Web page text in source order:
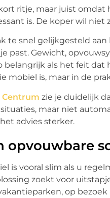
ritje, maar juist omdat
is. De koper wil
te snel gelijkgesteld
past. Gewicht,
als het feit dat
mobiel is, maar in de
Centrum zie je duidelijk
maar niet
advies sterker.
opvouwbare
is vooral slim als u
zoekt voor
op